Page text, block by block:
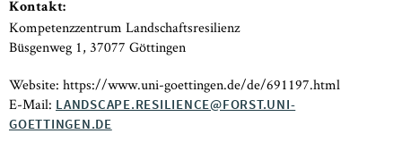
Kontakt:
Kompetenzzentrum Landschaftsresilienz
Büsgenweg 1, 37077 Göttingen
Website: https://www.uni-goettingen.de/de/691197.html
E-Mail: LANDSCAPE.RESILIENCE@FORST.UNI-
GOETTINGEN.DE